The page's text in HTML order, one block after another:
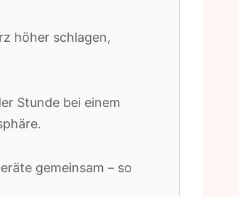
höher schlagen,
Stunde bei einem
gemeinsam – so